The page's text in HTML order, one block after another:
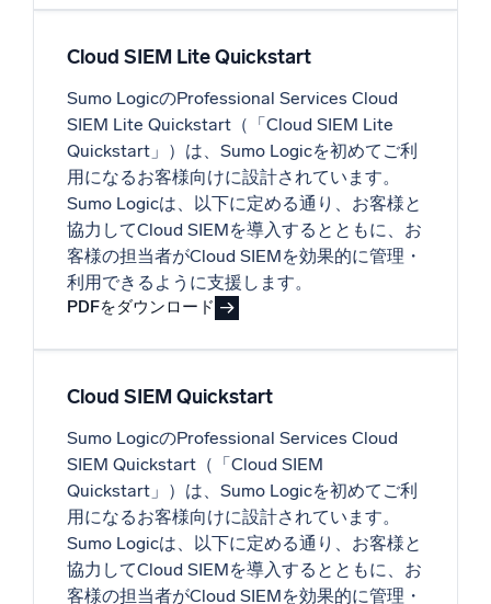
Cloud SIEM Lite Quickstart
Sumo LogicのProfessional Services Cloud
SIEM Lite Quickstart（「Cloud SIEM Lite
Quickstart」）は、Sumo Logicを初めてご利
用になるお客様向けに設計されています。
Sumo Logicは、以下に定める通り、お客様と
協力してCloud SIEMを導入するとともに、お
客様の担当者がCloud SIEMを効果的に管理・
利用できるように支援します。
PDFをダウンロード
Cloud SIEM Quickstart
Sumo LogicのProfessional Services Cloud
SIEM Quickstart（「Cloud SIEM
Quickstart」）は、Sumo Logicを初めてご利
用になるお客様向けに設計されています。
Sumo Logicは、以下に定める通り、お客様と
協力してCloud SIEMを導入するとともに、お
客様の担当者がCloud SIEMを効果的に管理・